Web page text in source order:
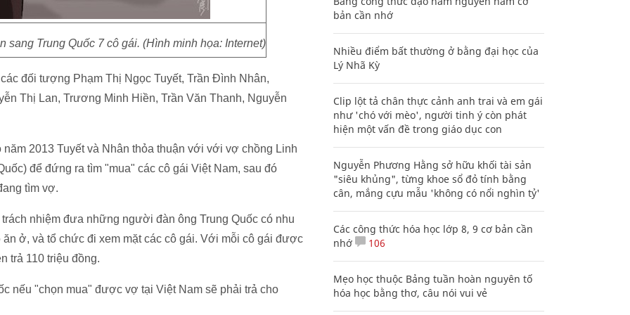
sang Trung Quốc 7 cô gái. (Hình minh họa: Internet)
đối tượng Phạm Thị Ngọc Tuyết, Trần Đình Nhân,
Thị Lan, Trương Minh Hiền, Trần Văn Thanh, Nguyễn
2013 Tuyết và Nhân thỏa thuận với với vợ chồng Linh
để đứng ra tìm "mua" các cô gái Việt Nam, sau đó
tìm vợ.
nhiệm đưa những người đàn ông Trung Quốc có nhu
ở, và tổ chức đi xem mặt các cô gái. Với mỗi cô gái được
trả 110 triệu đồng.
nếu "chọn mua" được vợ tại Việt Nam sẽ phải trả cho
bản cần nhớ
Nhiều điểm bất thường ở bằng đại học của
Lý Nhã Kỳ
Clip lột tả chân thực cảnh anh trai và em gái
như 'chó với mèo', người tinh ý còn phát
hiện một vấn đề trong giáo dục con
Nguyễn Phương Hằng sở hữu khối tài sản
"siêu khủng", từng khoe sổ đỏ tính bằng
cân, mắng cựu mẫu 'không có nổi nghìn tỷ'
Các công thức hóa học lớp 8, 9 cơ bản cần
nhớ
106
Mẹo học thuộc Bảng tuần hoàn nguyên tố
hóa học bằng thơ, câu nói vui vẻ